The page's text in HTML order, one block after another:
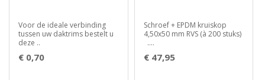
Voor de ideale verbinding
tussen uw daktrims bestelt u
deze ..
€ 0,70
Schroef + EPDM kruiskop
4,50x50 mm RVS (à 200 stuks)
....
€ 47,95